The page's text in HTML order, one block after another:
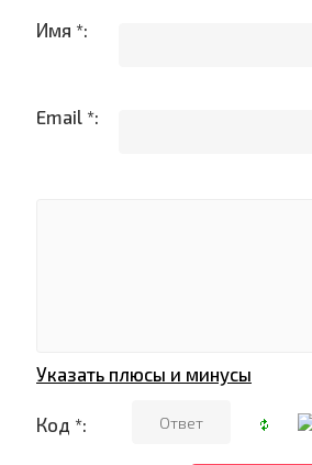
Имя *:
Email *:
Указать плюсы и минусы
Код *: